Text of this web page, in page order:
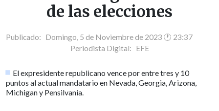
de las elecciones
Publicado: Domingo, 5 de Noviembre de 2023 🕐 23:37
Periodista Digital: EFE
El expresidente republicano vence por entre tres y 10
puntos al actual mandatario en Nevada, Georgia, Arizona,
Michigan y Pensilvania.